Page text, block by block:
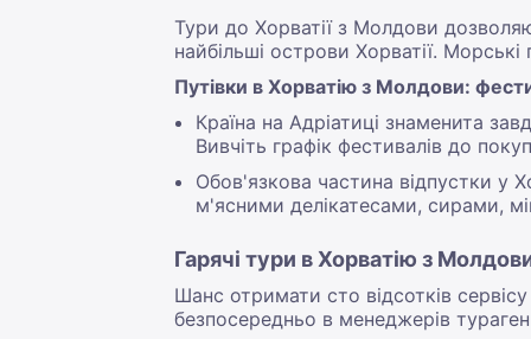
Тури до Хорватії з Молдови
найбільші острови Хорватії.
Путівки в Хорватію з Молдови:
Країна на Адріатиці знаменита
Вивчіть графік фестивалів до
Обов'язкова частина відпустки у
м'ясними делікатесами, сирами,
Гарячі тури в Хорватію з
Шанс отримати сто відсотків
безпосередньо в менеджерів